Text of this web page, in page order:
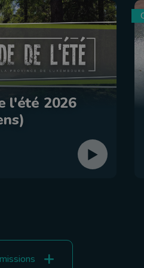
l'été 2026